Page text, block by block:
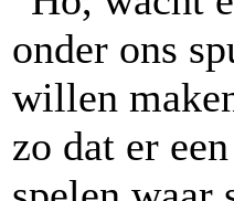
onder ons
willen
zo dat er